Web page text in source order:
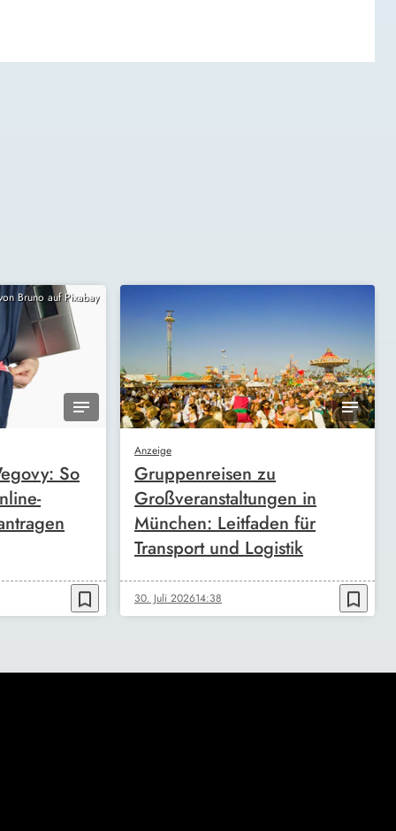
Bruno auf Pixabay
So
bookmark_border
Anzeige
Gruppenreisen zu
Großveranstaltungen in
München: Leitfaden für
Transport und Logistik
30. Juli 202614:38 bookmark_border